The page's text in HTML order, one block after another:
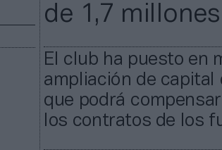
de 1,7
El club ha puesto en
ampliación de capital
que podrá
los contratos de los